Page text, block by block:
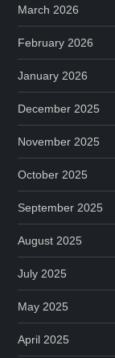
March 2026
February 2026
January 2026
December 2025
November 2025
October 2025
September 2025
August 2025
July 2025
May 2025
April 2025